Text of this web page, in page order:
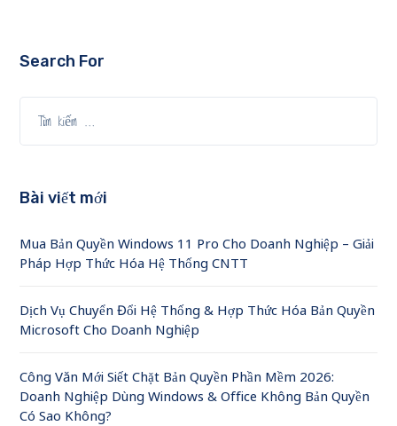
Search For
Bài viết mới
Mua Bản Quyền Windows 11 Pro Cho Doanh Nghiệp – Giải
Pháp Hợp Thức Hóa Hệ Thống CNTT
Dịch Vụ Chuyển Đổi Hệ Thống & Hợp Thức Hóa Bản Quyền
Microsoft Cho Doanh Nghiệp
Công Văn Mới Siết Chặt Bản Quyền Phần Mềm 2026:
Doanh Nghiệp Dùng Windows & Office Không Bản Quyền
Có Sao Không?